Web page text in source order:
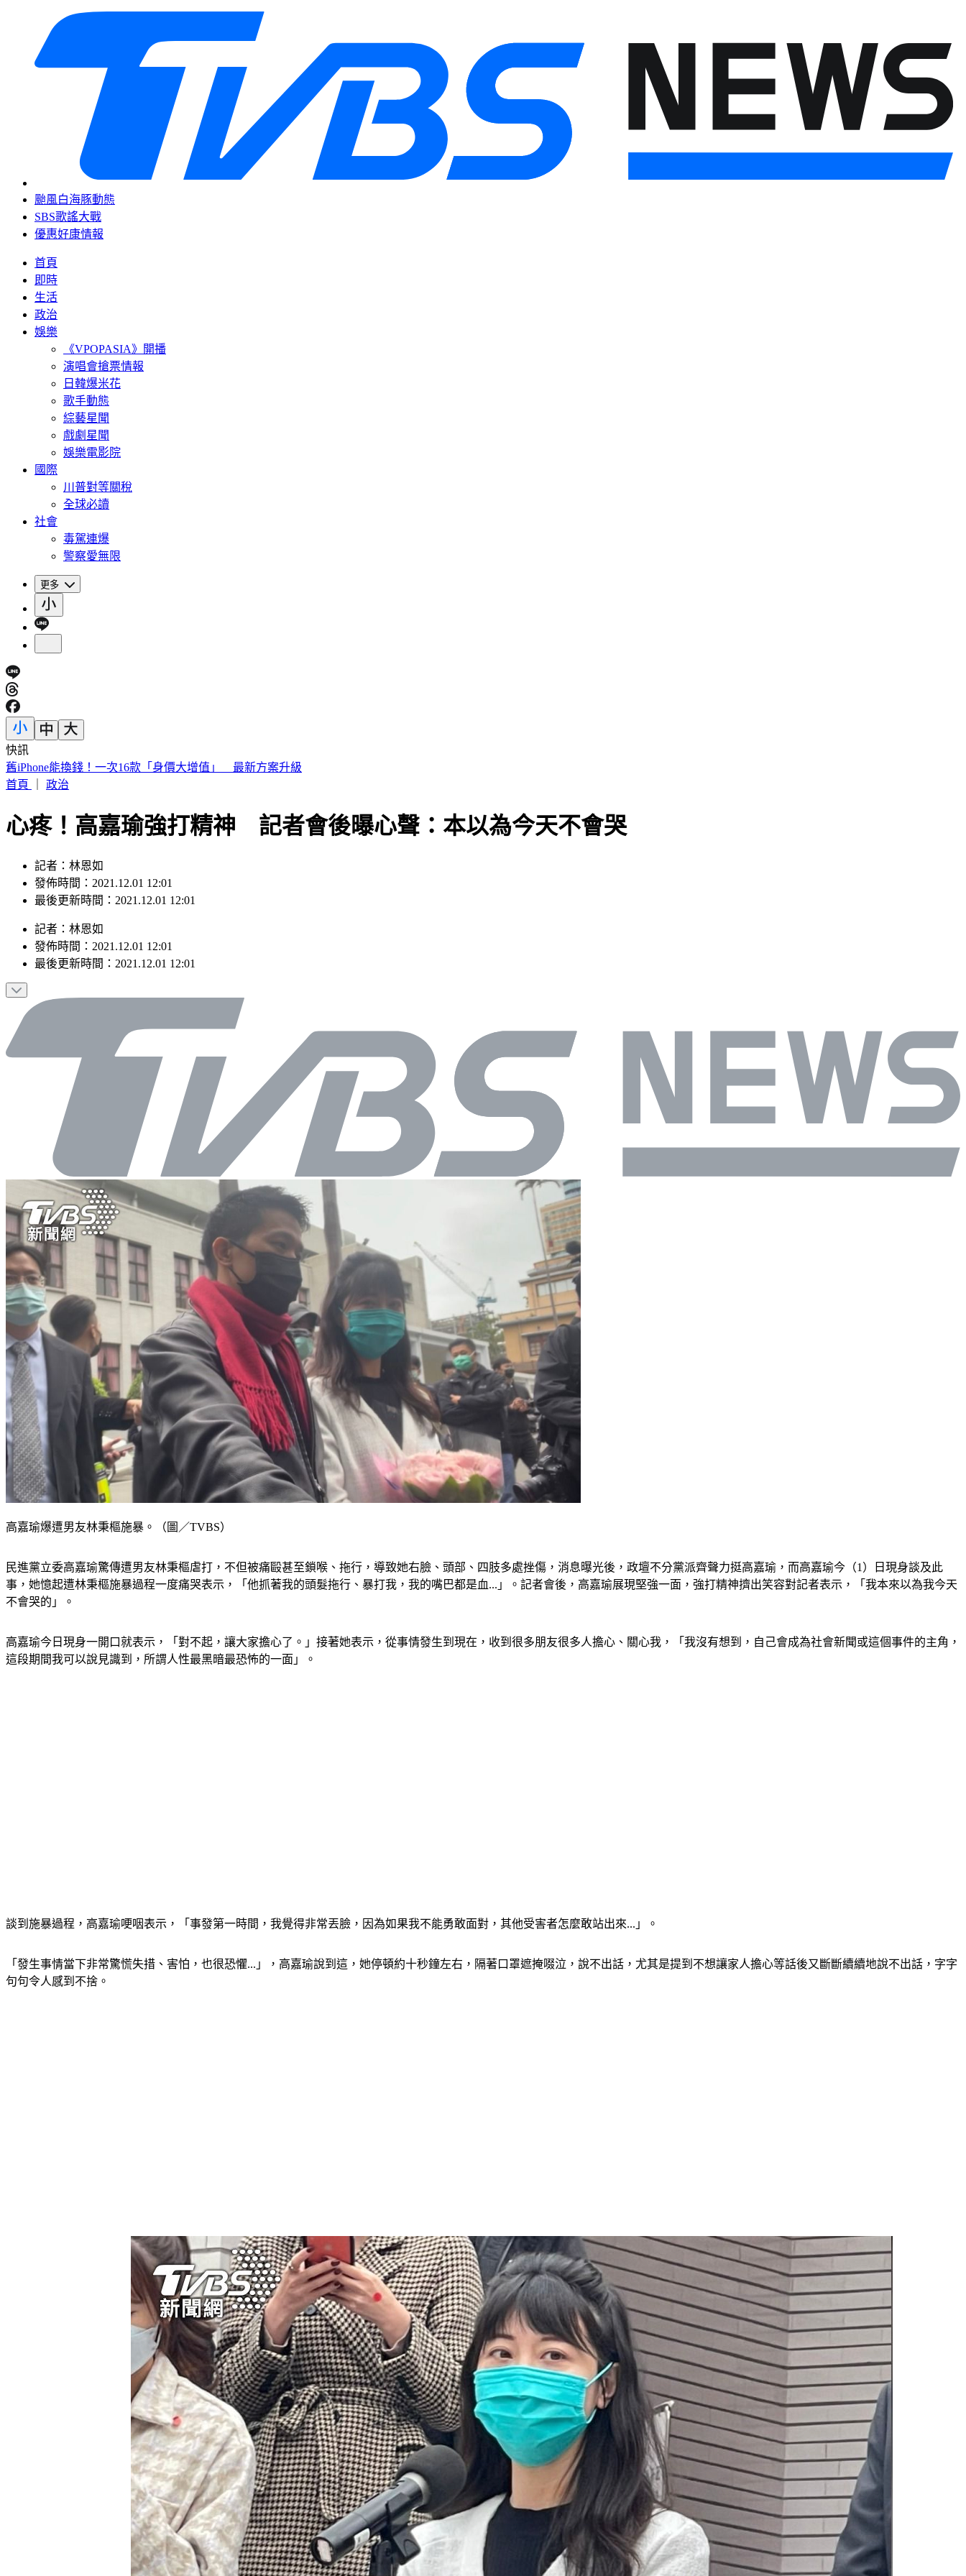
颱風白海豚動態
SBS歌謠大戰
優惠好康情報
首頁
即時
生活
政治
娛樂
《VPOPASIA》開播
演唱會搶票情報
日韓爆米花
歌手動態
綜藝星聞
戲劇星聞
娛樂電影院
國際
川普對等關稅
全球必讀
社會
毒駕連爆
警察愛無限
更多
快訊
7月去過好萊塢環球影城小心！麻疹患者這天曾入園 恐暴露風險
首頁
政治
心疼！高嘉瑜強打精神 記者會後曝心聲：本以為今天不會哭
記者：林恩如
發佈時間：2021.12.01 12:01
最後更新時間：2021.12.01 12:01
記者 ： 林恩如
發佈時間： 2021.12.01 12:01
最後更新時間： 2021.12.01 12:01
高嘉瑜爆遭男友林秉樞施暴。（圖／TVBS）
民進黨立委高嘉瑜驚傳遭男友林秉樞虐打，不但被痛毆甚至鎖喉、拖行，導致她右臉、頭部、四肢多處挫傷，消息曝光後，政壇不分黨派齊聲力挺高嘉瑜，而高嘉瑜今（1）日現身談及此
事，她憶起遭林秉樞施暴過程一度痛哭表示，「他抓著我的頭髮拖行、暴打我，我的嘴巴都是血...」。記者會後，高嘉瑜展現堅強一面，強打精神擠出笑容對記者表示，「我本來以為我今天
不會哭的」。
高嘉瑜今日現身一開口就表示，「對不起，讓大家擔心了。」接著她表示，從事情發生到現在，收到很多朋友很多人擔心、關心我，「我沒有想到，自己會成為社會新聞或這個事件的主角，
這段期間我可以說見識到，所謂人性最黑暗最恐怖的一面」。
談到施暴過程，高嘉瑜哽咽表示，「事發第一時間，我覺得非常丟臉，因為如果我不能勇敢面對，其他受害者怎麼敢站出來...」。
「發生事情當下非常驚慌失措、害怕，也很恐懼...」，高嘉瑜說到這，她停頓約十秒鐘左右，隔著口罩遮掩啜泣，說不出話，尤其是提到不想讓家人擔心等話後又斷斷續續地說不出話，字字
句句令人感到不捨。